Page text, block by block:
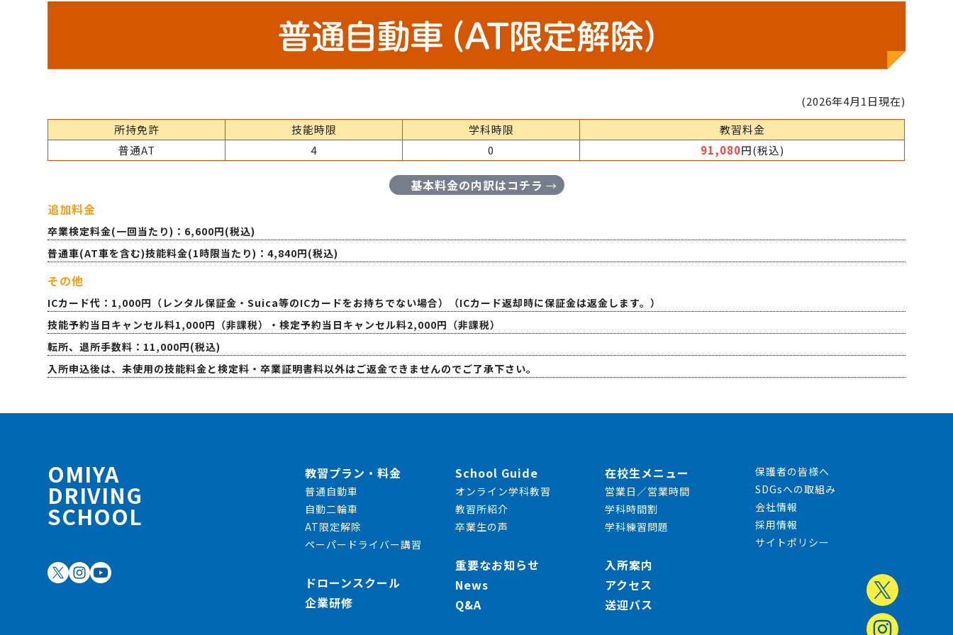
(2026年4月1日現在)
所持免許
技能時限 学科時限
教習料金
普通AT
4 0 91,080円(税込)
基本料金の内訳はコチラ →
追加料金
卒業検定料金(一回当たり)：6,600円(税込)
普通車(AT車を含む)技能料金(1時限当たり)：4,840円(税込)
その他
ICカード代：1,000円（レンタル保証金・Suica等のICカードをお持ちでない場合）（ICカード返却時に保証金は返金します。）
技能予約当日キャンセル料1,000円（非課税）・検定予約当日キャンセル料2,000円（非課税）
転所、退所手数料：11,000円(税込)
入所申込後は、未使用の技能料金と検定料・卒業証明書料以外はご返金できませんのでご了承下さい。
OMIYA
DRIVING
SCHOOL
教習プラン・料金
普通自動車
自動二輪車
AT限定解除
ペーパードライバー講習
ドローンスクール
企業研修
School Guide
オンライン学科教習
教習所紹介
卒業生の声
重要なお知らせ
News
Q&A
在校生メニュー
営業日／営業時間
学科時間割
学科練習問題
入所案内
アクセス
送迎バス
保護者の皆様へ
SDGsへの取組み
会社情報
採用情報
サイトポリシー